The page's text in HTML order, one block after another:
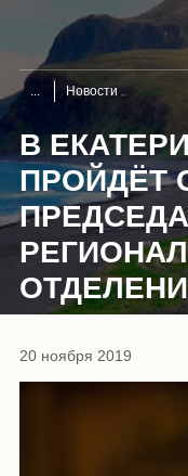
Новости
В
ПРОЙДЁТ
20 ноября 2019